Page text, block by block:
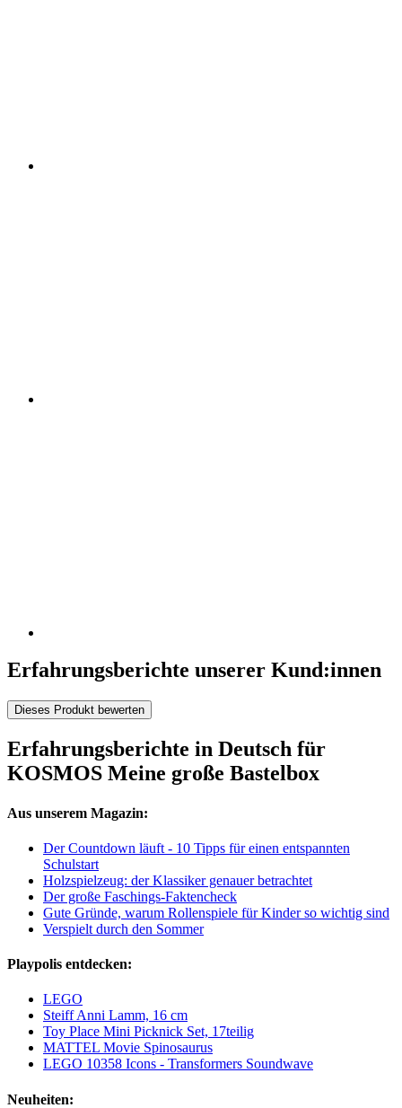
Erfahrungsberichte unserer Kund:innen
Dieses Produkt bewerten
Erfahrungsberichte in Deutsch für
KOSMOS Meine große Bastelbox
Aus unserem Magazin:
Der Countdown läuft - 10 Tipps für einen entspannten
Schulstart
Holzspielzeug: der Klassiker genauer betrachtet
Der große Faschings-Faktencheck
Gute Gründe, warum Rollenspiele für Kinder so wichtig sind
Verspielt durch den Sommer
Playpolis entdecken:
LEGO
Steiff Anni Lamm, 16 cm
Toy Place Mini Picknick Set, 17teilig
MATTEL Movie Spinosaurus
LEGO 10358 Icons - Transformers Soundwave
Neuheiten: